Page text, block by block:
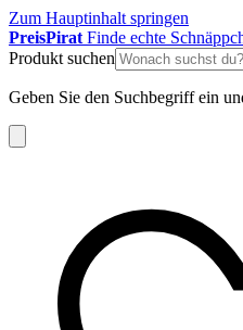
Zum Hauptinhalt springen
PreisPirat Finde echte
Produkt suchen
Geben Sie den Suchbegriff ein